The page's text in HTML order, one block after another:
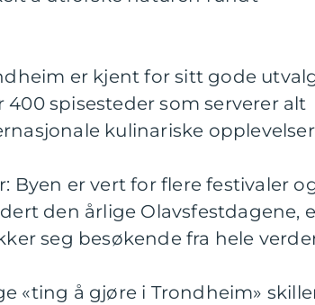
er kjent for sitt gode
spisesteder som serverer alt
kulinariske
Byen er vert for flere festivaler
den årlige Olavsfestdagene,
seg besøkende fra hele
«ting å gjøre i Trondheim»